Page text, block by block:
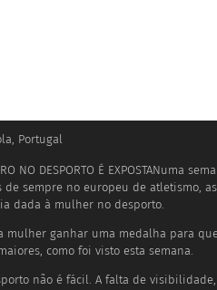
Portugal
NO DESPORTO É
de sempre no europeu de atletismo,
dada à mulher no desporto.
mulher ganhar uma medalha para
como foi visto esta semana.
não é fácil. A falta de